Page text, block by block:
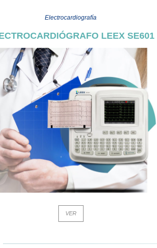
Electrocardiografía
LEEX SE601
VER